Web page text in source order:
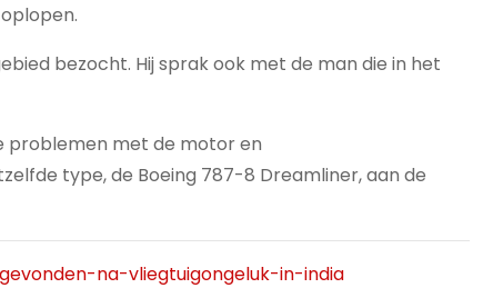
bezocht. Hij sprak ook met de man die in het
problemen met de motor en
type, de Boeing 787-8 Dreamliner, aan de
na-vliegtuigongeluk-in-india